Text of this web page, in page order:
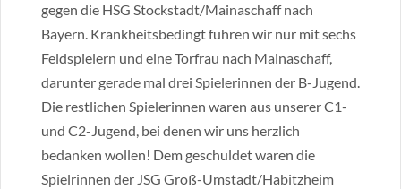
gegen die HSG Stockstadt/Mainaschaff nach
Bayern. Krankheitsbedingt fuhren wir nur mit sechs
Feldspielern und eine Torfrau nach Mainaschaff,
darunter gerade mal drei Spielerinnen der B-Jugend.
Die restlichen Spielerinnen waren aus unserer C1-
und C2-Jugend, bei denen wir uns herzlich
bedanken wollen! Dem geschuldet waren die
Spielrinnen der JSG Groß-Umstadt/Habitzheim